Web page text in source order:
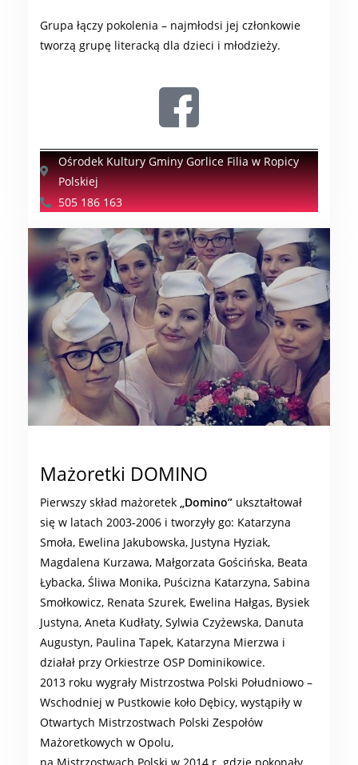
Grupa łączy pokolenia – najmłodsi jej członkowie
tworzą grupę literacką dla dzieci i młodzieży.
Ośrodek Kultury Gminy Gorlice Filia w Ropicy
Polskiej
505 186 163
Mażoretki DOMINO
Pierwszy skład mażoretek „Domino” ukształtował
się w latach 2003-2006 i tworzyły go: Katarzyna
Smoła, Ewelina Jakubowska, Justyna Hyziak,
Magdalena Kurzawa, Małgorzata Gościńska, Beata
Łybacka, Śliwa Monika, Puścizna Katarzyna, Sabina
Smołkowicz, Renata Szurek, Ewelina Hałgas, Bysiek
Justyna, Aneta Kudłaty, Sylwia Czyżewska, Danuta
Augustyn, Paulina Tapek, Katarzyna Mierzwa i
działał przy Orkiestrze OSP Dominikowice.
2013 roku wygrały Mistrzostwa Polski Południowo –
Wschodniej w Pustkowie koło Dębicy, wystąpiły w
Otwartych Mistrzostwach Polski Zespołów
Mażoretkowych w Opolu,